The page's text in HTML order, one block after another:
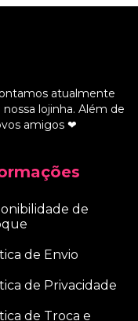
atualmente
lojinha. Além de
amigos ❤
de
de Envio
de Privacidade
de Troca e